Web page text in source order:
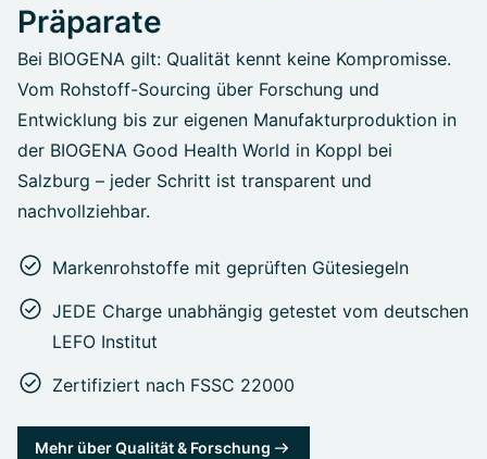
Präparate
Bei BIOGENA gilt: Qualität kennt keine Kompromisse.
Vom Rohstoff-Sourcing über Forschung und
Entwicklung bis zur eigenen Manufakturproduktion in
der BIOGENA Good Health World in Koppl bei
Salzburg – jeder Schritt ist transparent und
nachvollziehbar.
Markenrohstoffe mit geprüften Gütesiegeln
JEDE Charge unabhängig getestet vom deutschen
LEFO Institut
Zertifiziert nach FSSC 22000
Mehr über Qualität & Forschung